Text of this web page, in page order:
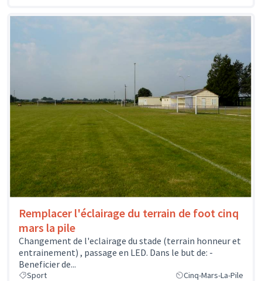
Remplacer l'éclairage du terrain de foot cinq
mars la pile
Changement de l'eclairage du stade (terrain honneur et
entrainement) , passage en LED. Dans le but de: -
Beneficier de...
Sport Cinq-Mars-La-Pile